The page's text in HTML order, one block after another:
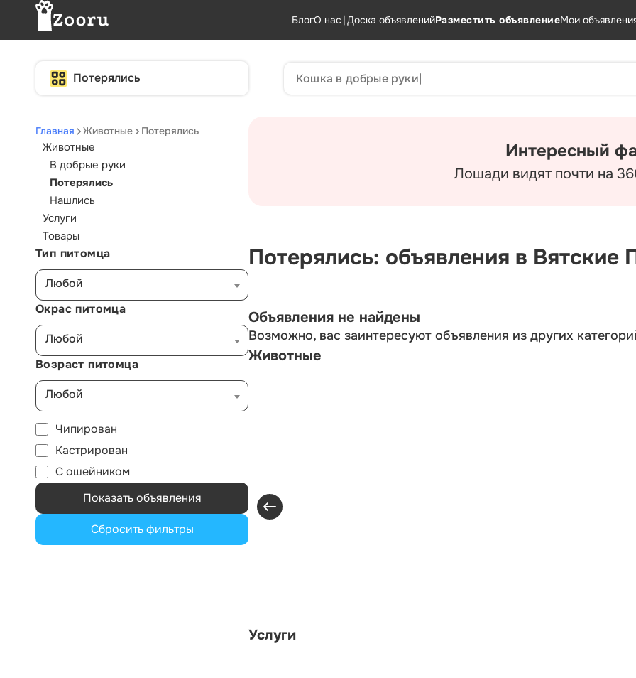
БлогО нас |Доска объявленийРазместить объявлениеМои
Потерялись
Главная Животные Потерялись
Животные
В добрые руки
Потерялись
Нашлись
Услуги
Товары
Тип питомца
Любой
Окрас питомца
Любой
Возраст питомца
Любой
Чипирован
Кастрирован
С ошейником
Показать объявления
Сбросить фильтры
Интересный
Лошади видят почти на
Потерялись: объявления в Вятские
Объявления не найдены
Возможно, вас заинтересуют объявления из других
Животные
Услуги